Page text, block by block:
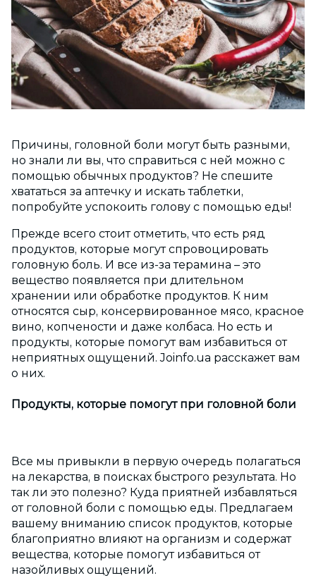
Причины, головной боли могут быть разными,
но знали ли вы, что справиться с ней можно с
помощью обычных продуктов? Не спешите
хвататься за аптечку и искать таблетки,
попробуйте успокоить голову с помощью еды!
Прежде всего стоит отметить, что есть ряд
продуктов, которые могут спровоцировать
головную боль. И все из-за терамина – это
вещество появляется при длительном
хранении или обработке продуктов. К ним
относятся сыр, консервированное мясо, красное
вино, копчености и даже колбаса. Но есть и
продукты, которые помогут вам избавиться от
неприятных ощущений. Joinfo.ua расскажет вам
о них.
Продукты, которые помогут при головной боли
Все мы привыкли в первую очередь полагаться
на лекарства, в поисках быстрого результата. Но
так ли это полезно? Куда приятней избавляться
от головной боли с помощью еды. Предлагаем
вашему вниманию список продуктов, которые
благоприятно влияют на организм и содержат
вещества, которые помогут избавиться от
назойливых ощущений.